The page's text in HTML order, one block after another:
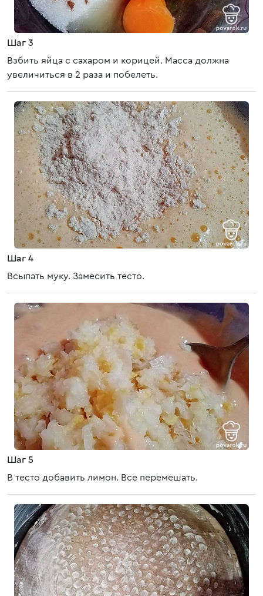
Шаг 3
Взбить яйца с сахаром и корицей. Масса должна
увеличиться в 2 раза и побелеть.
Шаг 4
Всыпать муку. Замесить тесто.
Шаг 5
В тесто добавить лимон. Все перемешать.